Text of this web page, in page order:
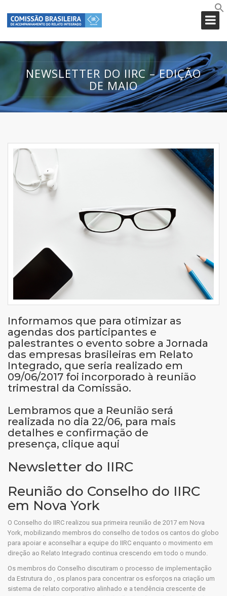
NEWSLETTER DO IIRC – EDIÇÃO
DE MAIO
Informamos que para otimizar as
agendas dos participantes e
palestrantes o evento sobre a Jornada
das empresas brasileiras em Relato
Integrado, que seria realizado em
09/06/2017 foi incorporado à reunião
trimestral da Comissão.
Lembramos que a Reunião será
realizada no dia 22/06, para mais
detalhes e confirmação de
presença, clique aqui
Newsletter do IIRC
Reunião do Conselho do IIRC
em Nova York
O Conselho do IIRC realizou sua primeira reunião de 2017 em Nova
York, mobilizando membros do conselho de todos os cantos do globo
para apoiar e aconselhar a equipe do IIRC enquanto o movimento em
direção ao Relato Integrado continua crescendo em todo o mundo.
Os membros do Conselho discutiram o processo de implementação
da Estrutura do , os planos para concentrar os esforços na criação um
sistema de relato corporativo alinhado e a tendência crescente de